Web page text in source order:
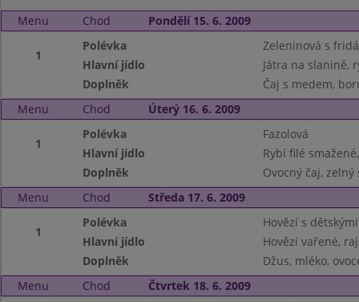
Menu Chod Pondělí 15. 6. 2009
1
Polévka
Zeleninová s
Hlavní jídlo
Játra na slanině,
Doplněk
Čaj s medem,
Menu
Chod Úterý 16. 6. 2009
1
Polévka
Fazolová
Hlavní jídlo
Rybí filé
Doplněk
Ovocný čaj, zelný
Menu
Chod Středa 17. 6. 2009
1
Polévka
Hovězí s
Hlavní jídlo
Hovězí vařené,
Doplněk
Džus, mléko,
Menu
Chod Čtvrtek 18. 6. 2009